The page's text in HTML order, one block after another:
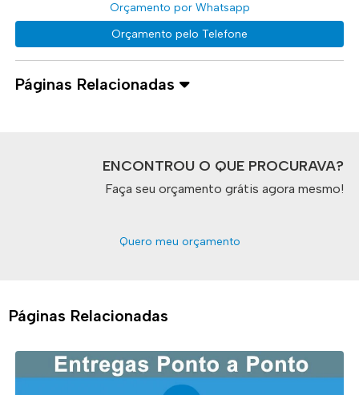
Orçamento por Whatsapp
Orçamento pelo Telefone
Páginas Relacionadas
ENCONTROU O QUE PROCURAVA?
Faça seu orçamento grátis agora mesmo!
Quero meu orçamento
Páginas Relacionadas